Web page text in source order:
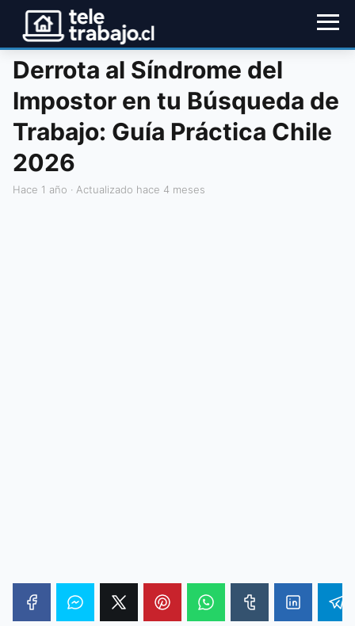
Derrota al Síndrome del
Impostor en tu Búsqueda de
Trabajo: Guía Práctica Chile
2026
hace 1 año · Actualizado hace 4 meses